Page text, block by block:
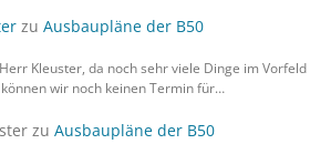
zu Ausbaupläne der B50
Kleuster, da noch sehr viele Dinge im Vorfeld
wir noch keinen Termin für…
zu Ausbaupläne der B50